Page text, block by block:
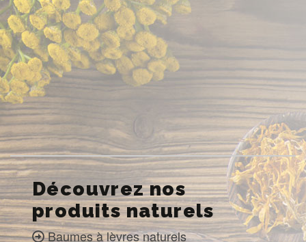
Découvrez nos
produits naturels
Baumes à lèvres naturels